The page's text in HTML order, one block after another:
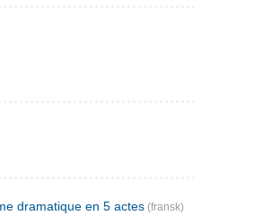
dramatique en 5 actes (fransk)